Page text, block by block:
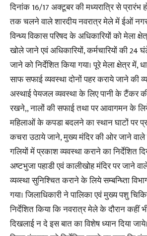
दिनांक 16/17 अक्टूबर की मध्यरात्रि से
तक चलने वाले शारदीय नवरात्र मेले में ईओं नगर
विन्ध्य विकास परिषद के अधिकारियों को मेला
खोले जाने एवं अधिकारियों, कर्मचारियों की 24
जाने को निर्देशित किया गया। पूरे मेला क्षेत्र में,
साफ सफाई व्यवस्था दोनों पहर कराये जाने की
अस्थाई पेयजल व्यवस्था के लिए पानी के टैंकर
रखने,, नालों की सफाई तथा पर आवागमन के
महिलाओं के कपडा बदलने का स्थान घाटों पर
कचरा उठाये जाने, मुख्य मंदिर की ओर जाने वाले
गलियों में प्रकाश व्यवस्था कराने का निर्देशित
अष्टभुजा पहाडी एवं कालीखोह मंदिर पर जाने
व्यव्स्था सुनिश्चित कराने के लिये सम्बन्ध्तिा
गया। जिलाधिकारी ने पालिका एवं मुख्य पशु
निर्देशित किया कि नवरात्र मेले के दौरान
दिखलाई न दे इस बात का विशेष ध्यान दिया